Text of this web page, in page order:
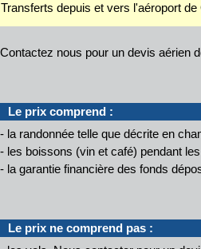
Transferts depuis et vers l'aéroport de
Contactez nous pour un devis aérien
Le prix comprend :
- la randonnée telle que décrite en
- les boissons (vin et café) pendant
- la garantie financière des fonds
Le prix ne comprend pas :